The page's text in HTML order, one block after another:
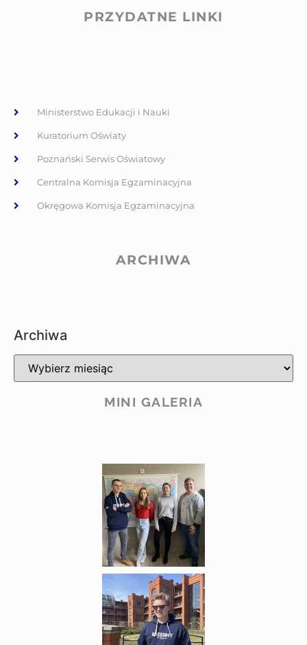
PRZYDATNE LINKI
Ministerstwo Edukacji i Nauki
Kuratorium Oświaty
Poznański Serwis Oświatowy
Centralna Komisja Egzaminacyjna
Okręgowa Komisja Egzaminacyjna
ARCHIWA
Archiwa
MINI GALERIA